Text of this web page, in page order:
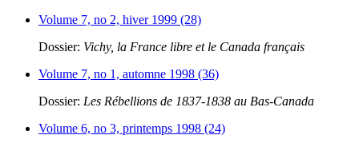
Volume 7, no 2, hiver 1999 (28)
Dossier: Vichy, la France libre et le Canada français
Volume 7, no 1, automne 1998 (36)
Dossier: Les Rébellions de 1837-1838 au Bas-Canada
Volume 6, no 3, printemps 1998 (24)